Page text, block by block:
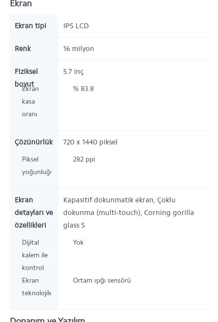
Ekran
Ekran tipi IPS LCD
Renk 16 milyon
Fiziksel
boyut
5.7 inç
Ekran
kasa
oranı
% 83.8
Çözünürlük 720 x 1440 piksel
Piksel
yoğunluğu
282 ppi
Ekran
detayları ve
özellikleri
Kapasitif dokunmatik ekran, Çoklu
dokunma (multi-touch), Corning gorilla
glass 5
Dijital
kalem ile
kontrol
Yok
Ekran
teknolojileri
Ortam ışığı sensörü